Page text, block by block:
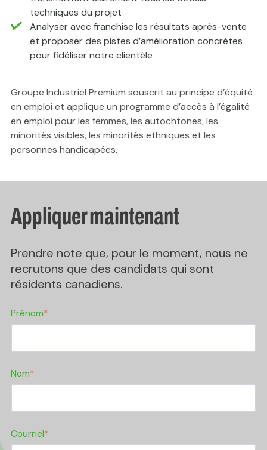
techniques du projet
Analyser avec franchise les résultats après-vente
et proposer des pistes d’amélioration concrètes
pour fidéliser notre clientèle
Groupe Industriel Premium souscrit au principe d’équité
en emploi et applique un programme d’accès à l’égalité
en emploi pour les femmes, les autochtones, les
minorités visibles, les minorités ethniques et les
personnes handicapées.
Appliquer maintenant
Prendre note que, pour le moment, nous ne
recrutons que des candidats qui sont
résidents canadiens.
Prénom*
Nom*
Courriel*